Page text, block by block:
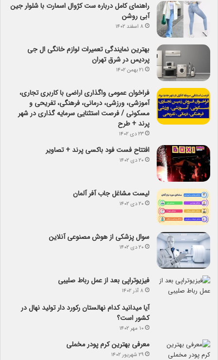
راهنمای کامل درباره ست کژوال اسمارت با شلوار جین
آبی روشن
۸ اسفند ۱۴۰۲
بهترین نمایندگی تعمیرات لوازم خانگی ال جی
پردیس در شرق تهران
۲۱ بهمن ۱۴۰۲
فراخوان عمومی واگذاری اراضی با کاربری تجاری،
آموزشی، ورزشی، درمانی، فرهنگی، تفریحی و
مسکونی / فرصت استثنایی سرمایه گذاری در شهر
پرند + طرح
۲۳ دی ۱۴۰۲
افتتاح فست فود باکسی پرند + تصاویر
۲۰ دی ۱۴۰۲
لیست مشاغل جاب آفر آلمان
۲۰ دی ۱۴۰۲
سوال پزشکی از هوش مصنوعی آنلاین
۲۰ دی ۱۴۰۲
فیزیوتراپی بعد از عمل رباط صلیبی
۸ آذر ۱۴۰۲
آیا می­دانید کدام نهالستان رکورد دار تولید نهال­ در
کشور است؟
۱۰ مهر ۱۴۰۲
معرفی بهترین کرم پودر مخملی
۲۹ شهریور ۱۴۰۲